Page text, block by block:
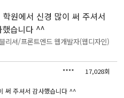
원에서 신경 많이 써 주셔서
했습니다 ^^
리셔/프론트엔드 웹개발자(웹디자인)
**** 17,028회
써 주셔서 감사했습니다 ^^
맥스(MAX),레빗(REVIT))실무자 양성과정